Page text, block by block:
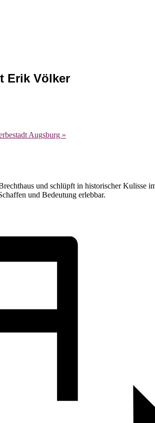
Erik Völker
Augsburg »
und schlüpft in historischer Kulisse
und Bedeutung erlebbar.